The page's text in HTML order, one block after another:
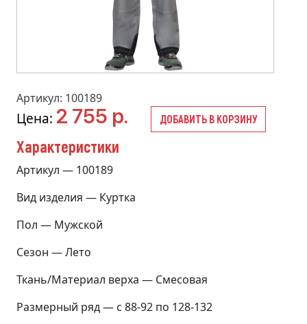
Артикул: 100189
Цена: 2 755 р. ДОБАВИТЬ В КОРЗИНУ
Характеристики
Артикул — 100189
Вид изделия — Куртка
Пол — Мужской
Сезон — Лето
Ткань/Материал верха — Смесовая
Размерный ряд — с 88-92 по 128-132